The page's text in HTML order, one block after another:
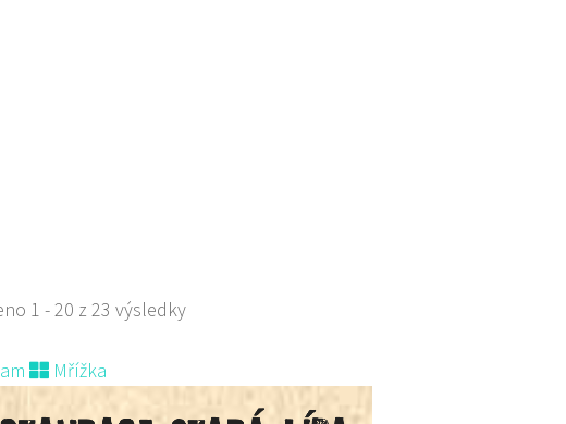
1 - 20 z 23 výsledky
Mřížka